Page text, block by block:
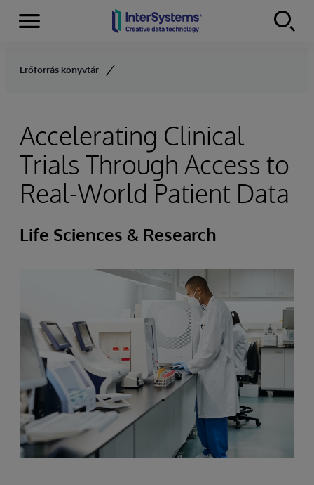
Skip to content
Menu
Erőforrás könyvtár
Accelerating Clinical
Trials Through Access to
Real-World Patient Data
Life Sciences & Research